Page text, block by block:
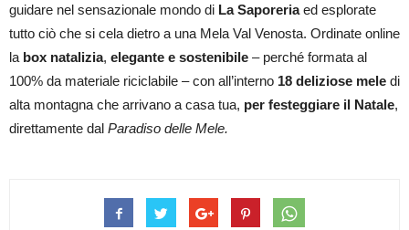
guidare nel sensazionale mondo di La Saporeriaed esplorate
tutto ciò che si cela dietro a una Mela Val Venosta. Ordinate online
la box natalizia, elegante e sostenibile – perché formata al
100% da materiale riciclabile – con all’interno 18 deliziose mele di
alta montagna che arrivano a casa tua, per festeggiare il Natale,
direttamente dal Paradiso delle Mele.